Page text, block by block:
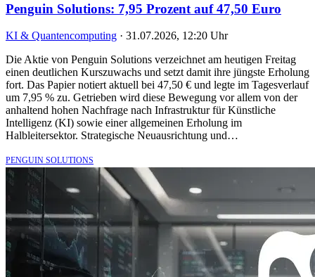
Penguin Solutions: 7,95 Prozent auf 47,50 Euro
KI & Quantencomputing · 31.07.2026, 12:20 Uhr
Die Aktie von Penguin Solutions verzeichnet am heutigen Freitag
einen deutlichen Kurszuwachs und setzt damit ihre jüngste Erholung
fort. Das Papier notiert aktuell bei 47,50 € und legte im Tagesverlauf
um 7,95 % zu. Getrieben wird diese Bewegung vor allem von der
anhaltend hohen Nachfrage nach Infrastruktur für Künstliche
Intelligenz (KI) sowie einer allgemeinen Erholung im
Halbleitersektor. Strategische Neuausrichtung und…
PENGUIN SOLUTIONS